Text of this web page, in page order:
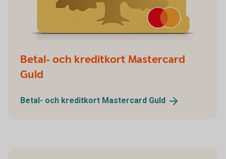
Betal- och kreditkort Mastercard
Guld
Betal- och kreditkort Mastercard Guld